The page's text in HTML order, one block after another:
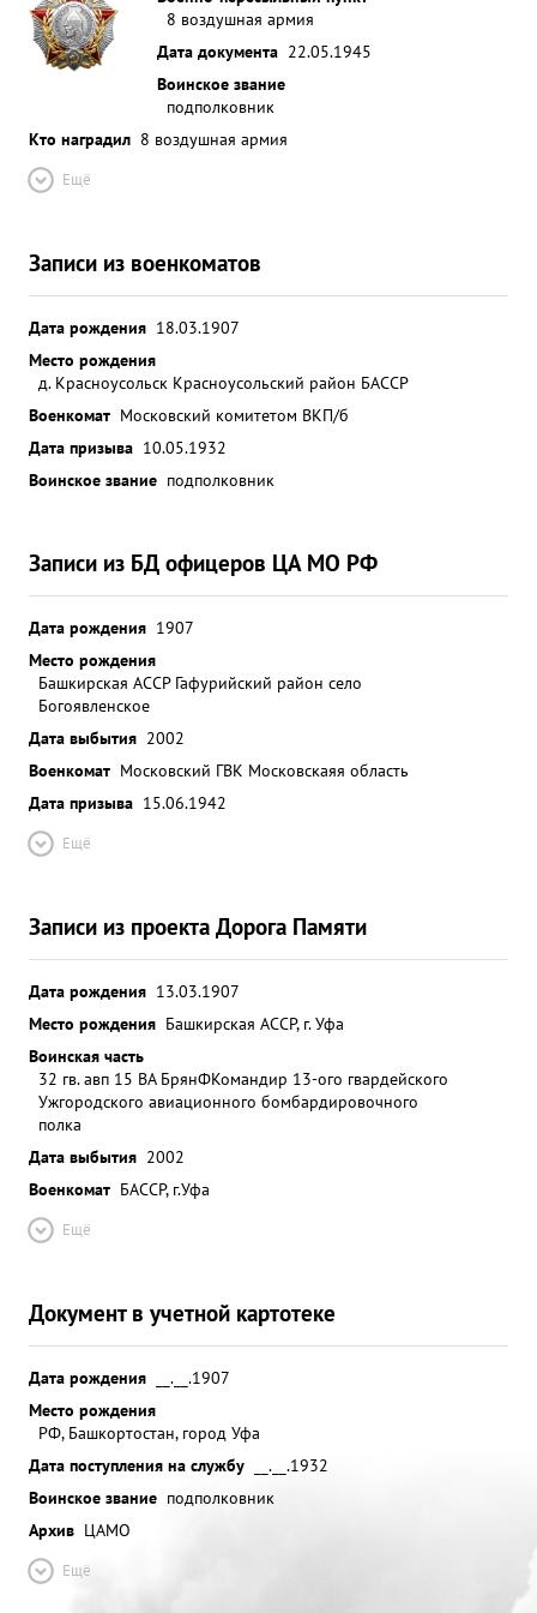
полком в дивизии. Сам лично тов. РАВЛЕВ
линировых вылетов на 4-м УФ. За отличную
боевую работ полка, умелое руководствованно
8 воздушная армия
Дата документа 22.05.1945
Воинское звание
подполковник
Кто наградил 8 воздушная армия
Ещё
Записи из военкоматов
Дата рождения 18.03.1907
Место рождения
д. Красноусольск Красноусольский район БАССР
Военкомат Московский комитетом ВКП/б
Дата призыва 10.05.1932
Воинское звание подполковник
Записи из БД офицеров ЦА МО РФ
Дата рождения 1907
Место рождения
Башкирская АССР Гафурийский район село
Богоявленское
Дата выбытия 2002
Военкомат Московский ГВК Московскаяя область
Дата призыва 15.06.1942
Ещё
Записи из проекта Дорога Памяти
Дата рождения 13.03.1907
Место рождения Башкирская АССР, г. Уфа
Воинская часть
32 гв. авп 15 ВА БрянФКомандир 13-ого гвардейского
Ужгородского авиационного бомбардировочного
полка
Дата выбытия 2002
Военкомат БАССР, г.Уфа
Ещё
Документ в учетной картотеке
Дата рождения
__.__.1907
Место рождения
РФ, Башкортостан, город Уфа
Дата поступления на службу
__.__.1932
Воинское звание подполковник
Архив ЦАМО
Ещё